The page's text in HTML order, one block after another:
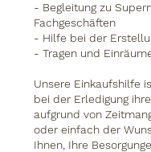
- Begleitung zu
Fachgeschäften
- Hilfe bei der
- Tragen und
Unsere Einkaufshilfe
bei der Erledigung
aufgrund von
oder einfach der
Ihnen, Ihre